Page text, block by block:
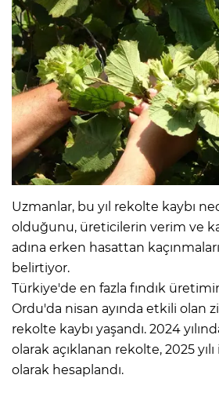
Uzmanlar, bu yıl rekolte kaybı
olduğunu, üreticilerin verim ve
adına erken hasattan
belirtiyor.
Türkiye'de en fazla fındık
Ordu'da nisan ayında etkili olan
rekolte kaybı yaşandı. 2024
olarak açıklanan rekolte, 2025
olarak hesaplandı.